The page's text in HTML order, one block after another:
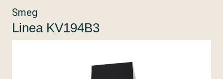
Smeg
Linea KV194B3